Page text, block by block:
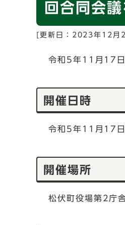
回合同会
[更新日： 2023年12月
令和5年11月17日
開催日時
令和5年11月17
開催場所
松伏町役場第2庁